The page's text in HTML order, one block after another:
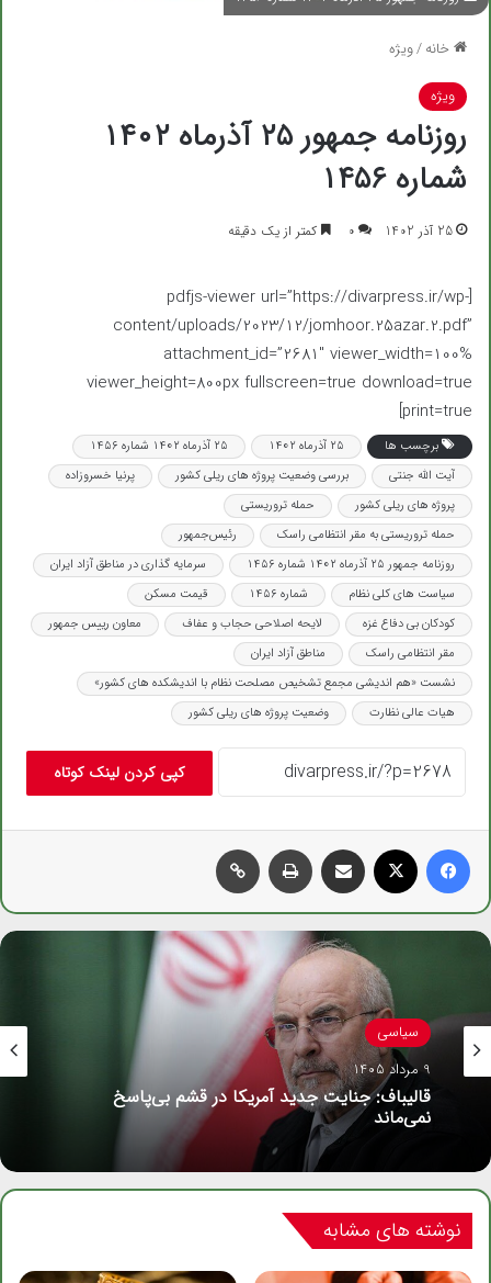
خانه/ویژه
ویژه
روزنامه جمهور ۲۵ آذرماه ۱۴۰۲
شماره ۱۴۵۶
25 آذر 1402 ۰ کمتر از یک دقیقه
[pdfjs-viewer url=”https://divarpress.ir/wp-
content/uploads/2023/12/jomhoor.25azar.2.pdf”
attachment_id=”2681″ viewer_width=100%
viewer_height=800px fullscreen=true download=true
print=true]
برچسب ها ۲۵ آذرماه ۱۴۰۲
۲۵ آذرماه ۱۴۰۲ شماره ۱۴۵۶
آیت الله جنتی
بررسی وضعیت پروژه های ریلی کشور
پرنیا خسروزاده
پروژه های ریلی کشور
حمله تروریستی
حمله تروریستی به مقر انتظامی راسک
رئیس‌جمهور
روزنامه جمهور ۲۵ آذرماه ۱۴۰۲ شماره ۱۴۵۶
سرمایه گذاری در مناطق آزاد ایران
سیاست های کلی نظام
شماره ۱۴۵۶
قیمت مسکن
کودکان بی دفاع غزه
لایحه اصلاحی حجاب و عفاف
معاون رییس جمهور
مقر انتظامی راسک
مناطق آزاد ایران
نشست «هم اندیشی مجمع تشخیص مصلحت نظام با اندیشکده های کشور»
هیات عالی نظارت
وضعیت پروژه های ریلی کشور
کپی کردن لینک کوتاه
سیاسی
9 مرداد 1405
قالیباف: جنایت جدید آمریکا در قشم بی‌پاسخ
نمی‌ماند
نوشته های مشابه